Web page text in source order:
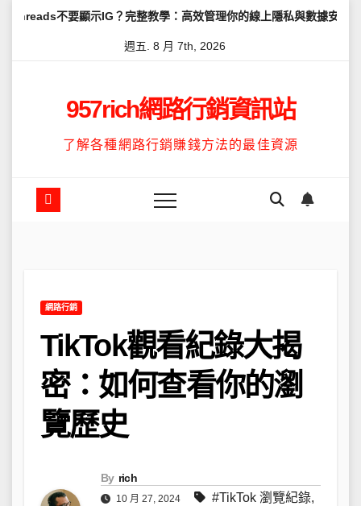
IG？完整教學：高效管理你的線上隱私與數據安全 怎麼讓
週五. 8 月 7th, 2026
957rich網路行銷資訊站
了解各種網路行銷賺錢方法的最佳資源
網路行銷
TikTok觀看紀錄大揭
密：如何查看你的瀏
覽歷史
By rich
10 月 27, 2024 #TikTok 瀏覽紀錄,